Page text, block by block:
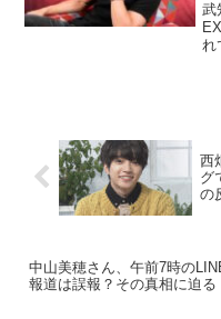
武
れ
西
グ
の
中山美穂さん、午前7時の
報道は誤報？その真相に迫る